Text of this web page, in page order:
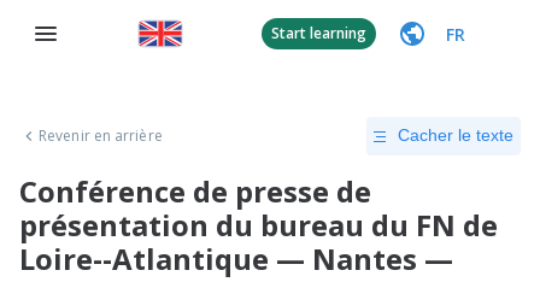
Start learning FR
Revenir en arrière Cacher le texte
Conférence de presse de
présentation du bureau du FN de
Loire--Atlantique — Nantes —